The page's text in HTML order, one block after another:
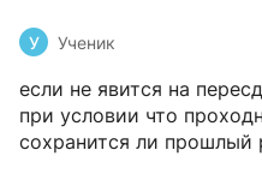
У Ученик
если не явится на
при условии что
сохранится ли прошлый